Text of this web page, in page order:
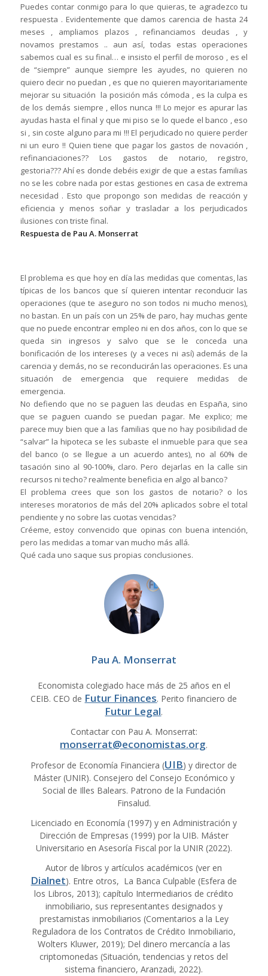
Puedes contar conmigo para lo que quieras, te agradezco tu
respuesta . Evidentemente que damos carencia de hasta 24
meses , ampliamos plazos , refinanciamos deudas , y
novamos prestamos .. aun así, todas estas operaciones
sabemos cual es su final… e insisto el perfil de moroso , es el
de “siempre” aunque siempre les ayudes, no quieren no
quiero decir no puedan , es que no quieren mayoritariamente
mejorar su situación la posición más cómoda , es la culpa es
de los demás siempre , ellos nunca !!! Lo mejor es apurar las
ayudas hasta el final y que mi piso se lo quede el banco , eso
si , sin coste alguno para mi !!! El perjudicado no quiere perder
ni un euro !! Quien tiene que pagar los gastos de novación ,
refinanciaciones?? Los gastos de notario, registro,
gestoria??? Ahí es donde debéis exigir de que a estas familias
no se les cobre nada por estas gestiones en casa de extrema
necesidad . Esto que propongo son medidas de reacción y
eficiencia y menos soñar y trasladar a los perjudicados
ilusiones con triste final.
Respuesta de Pau A. Monserrat
El problema es que hoy en día las medidas que comentas, las
típicas de los bancos que sí quieren intentar reconducir las
operaciones (que te aseguro no son todos ni mucho menos),
no bastan. En un país con un 25% de paro, hay muchas gente
que no puede encontrar empleo ni en dos años, con lo que se
queda sin ingresos y salvo que se le conceda una
bonificación de los intereses (y a veces ni así) además de la
carencia y demás, no se reconducirán las operaciones. Es una
situación de emergencia que requiere medidas de
emergencia.
No defiendo que no se paguen las deudas en España, sino
que se paguen cuando se puedan pagar. Me explico; me
parece muy bien que a las familias que no hay posibilidad de
“salvar” la hipoteca se les subaste el inmueble para que sea
del banco (o se llegue a un acuerdo antes), no al 60% de
tasación sino al 90-100%, claro. Pero dejarlas en la calle sin
recursos ni techo? realmente beneficia en algo al banco?
El problema crees que son los gastos de notario? o los
intereses moratorios de más del 20% aplicados sobre el total
pendiente y no sobre las cuotas vencidas?
Créeme, estoy convencido que opinas con buena intención,
pero las medidas a tomar van mucho más allá.
Qué cada uno saque sus propias conclusiones.
Pau A. Monserrat
Economista colegiado hace más de 25 años en el
CEIB. CEO de Futur Finances. Perito financiero de
Futur Legal.
Contactar con Pau A. Monserrat:
monserrat@economistas.org.
Profesor de Economía Financiera (UIB) y director de
Máster (UNIR). Consejero del Consejo Económico y
Social de Illes Balears. Patrono de la Fundación
Finsalud.
Licenciado en Economía (1997) y en Administración y
Dirección de Empresas (1999) por la UIB. Máster
Universitario en Asesoría Fiscal por la UNIR (2022).
Autor de libros y artículos académicos (ver en
Dialnet). Entre otros, La Banca Culpable (Esfera de
los Libros, 2013); capítulo Intermediarios de crédito
inmobiliario, sus representantes designados y
prestamistas inmobiliarios (Comentarios a la Ley
Reguladora de los Contratos de Crédito Inmobiliario,
Wolters Kluwer, 2019); Del dinero mercancía a las
criptomonedas (Situación, tendencias y retos del
sistema financiero, Aranzadi, 2022).